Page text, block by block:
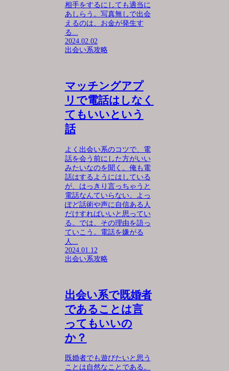
相手をするにしても適当に
あしらう。写真無しで出会
えるのは、お金が発生す
る...
2024.02.02
出会い系攻略
マッチングアプ
リで電話はしなく
てもいいという
話
よく出会い系のコツで、電
話を会う前にした方がいい
みたいなのを聞く。俺も電
話はするようにはしている
が、はっきり言っちゃうと
電話なんていらない。よっ
ぽど話術や声に自信ある人
だけすればいいと思ってい
る。では、その理由を語っ
ていこう。電話を嫌がる
人...
2024.01.12
出会い系攻略
出会い系で既婚者
であることは言
ってもいいの
か？
既婚者でも遊びたいと思う
ことは自然なことである。